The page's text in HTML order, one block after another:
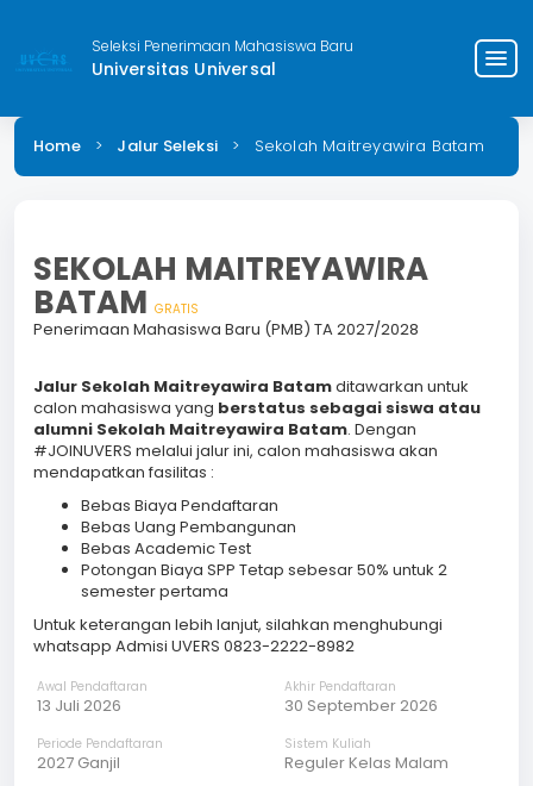
Seleksi Penerimaan Mahasiswa Baru
Universitas Universal menu
Home > Jalur Seleksi > Sekolah Maitreyawira Batam
SEKOLAH MAITREYAWIRA
BATAM GRATIS
Penerimaan Mahasiswa Baru (PMB) TA 2027/2028
Jalur Sekolah Maitreyawira Batamditawarkan untuk
calon mahasiswa yang berstatus sebagai siswa atau
alumni Sekolah Maitreyawira Batam. Dengan
#JOINUVERS melalui jalur ini, calon mahasiswa akan
mendapatkan fasilitas :
Bebas Biaya Pendaftaran
Bebas Uang Pembangunan
Bebas Academic Test
Potongan Biaya SPP Tetap sebesar 50% untuk 2
semester pertama
Untuk keterangan lebih lanjut, silahkan menghubungi
whatsapp Admisi UVERS 0823-2222-8982
Awal Pendaftaran
13 Juli 2026
Akhir Pendaftaran
30 September 2026
Periode Pendaftaran
2027 Ganjil
Sistem Kuliah
Reguler Kelas Malam